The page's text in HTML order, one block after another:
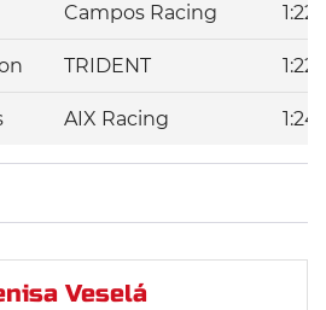
Campos Racing
TRIDENT
AIX Racing
Veselá